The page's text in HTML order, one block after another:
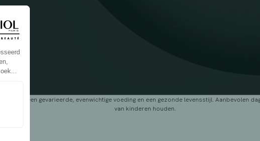
van een gevarieerde, evenwichtige voeding en een gezonde levensstijl. Aanbevolen
van kinderen houden.